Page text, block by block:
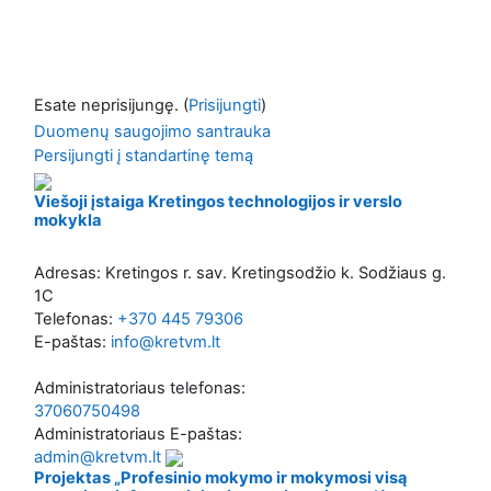
Esate neprisijungę. (Prisijungti)
Duomenų saugojimo santrauka
Persijungti į standartinę temą
Viešoji įstaiga Kretingos technologijos ir verslo
mokykla
Adresas: Kretingos r. sav. Kretingsodžio k. Sodžiaus g.
1C
Telefonas: +370 445 79306
E-paštas: info@kretvm.lt
Administratoriaus telefonas:
37060750498
Administratoriaus E-paštas:
admin@kretvm.lt
Projektas „Profesinio mokymo ir mokymosi visą